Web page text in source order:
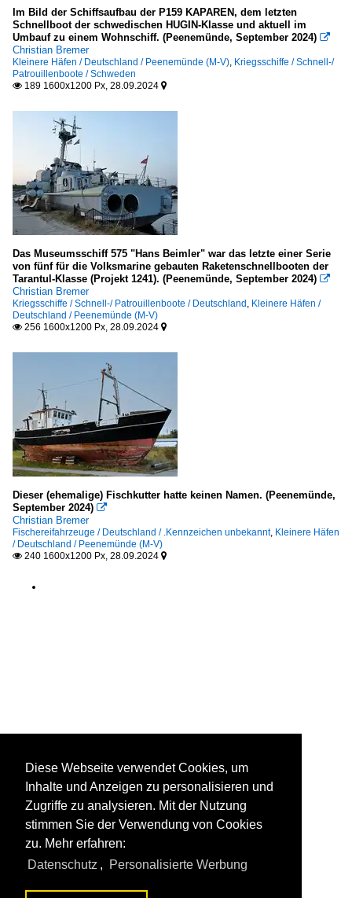
Im Bild der Schiffsaufbau der P159 KAPAREN, dem letzten
Schnellboot der schwedischen HUGIN-Klasse und aktuell im
Umbauf zu einem Wohnschiff. (Peenemünde, September 2024) 
Christian Bremer
Kleinere Häfen / Deutschland / Peenemünde (M-V), Kriegsschiffe / Schnell-/
Patrouillenboote / Schweden
 189 1600x1200 Px, 28.09.2024 
Das Museumsschiff 575 "Hans Beimler" war das letzte einer Serie
von fünf für die Volksmarine gebauten Raketenschnellbooten der
Tarantul-Klasse (Projekt 1241). (Peenemünde, September 2024) 
Christian Bremer
Kriegsschiffe / Schnell-/ Patrouillenboote / Deutschland , Kleinere Häfen /
Deutschland / Peenemünde (M-V)
 256 1600x1200 Px, 28.09.2024 
Dieser (ehemalige) Fischkutter hatte keinen Namen. (Peenemünde,
September 2024) 
Christian Bremer
Fischereifahrzeuge / Deutschland / .Kennzeichen unbekannt, Kleinere Häfen
/ Deutschland / Peenemünde (M-V)
 240 1600x1200 Px, 28.09.2024 
Diese Webseite verwendet Cookies, um
Inhalte und Anzeigen zu personalisieren und
Zugriffe zu analysieren. Mit der Nutzung
stimmen Sie der Verwendung von Cookies
zu. Mehr erfahren:
Datenschutz , Personalisierte Werbung